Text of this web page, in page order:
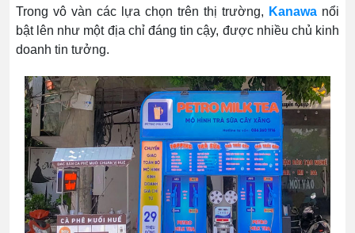
Trong vô vàn các lựa chọn trên thị trường, Kanawa nổi
bật lên như một địa chỉ đáng tin cậy, được nhiều chủ kinh
doanh tin tưởng.